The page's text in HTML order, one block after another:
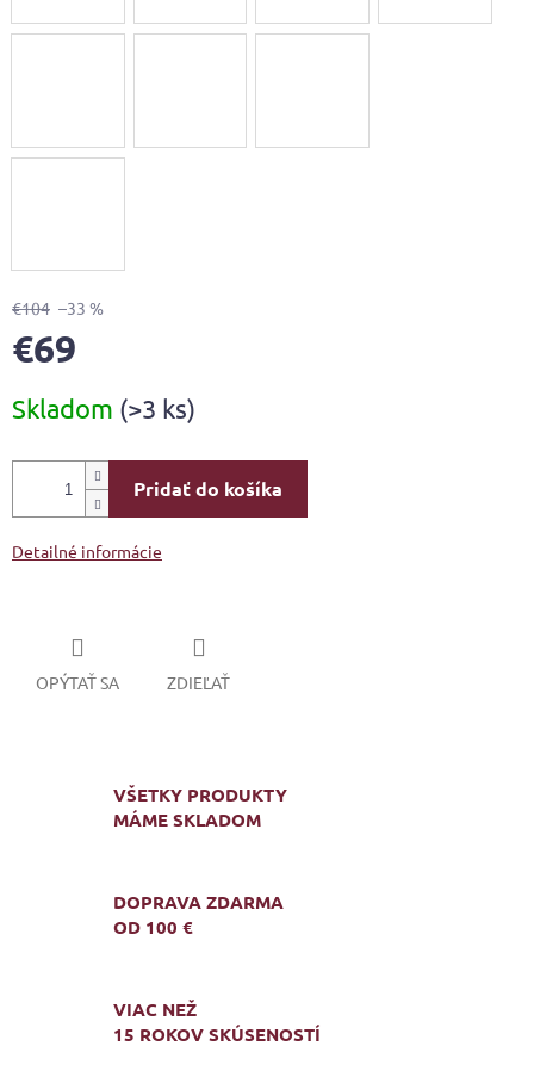
€104 –33 %
€69
cena:
Skladom (>3 ks)
Pridať do košíka
Detailné informácie
OPÝTAŤ SA ZDIEĽAŤ
VŠETKY PRODUKTY
MÁME SKLADOM
DOPRAVA ZDARMA
OD 100 €
VIAC NEŽ
15 ROKOV SKÚSENOSTÍ